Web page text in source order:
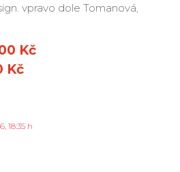
vpravo dole Tomanová,
Kč
Kč
18:35 h